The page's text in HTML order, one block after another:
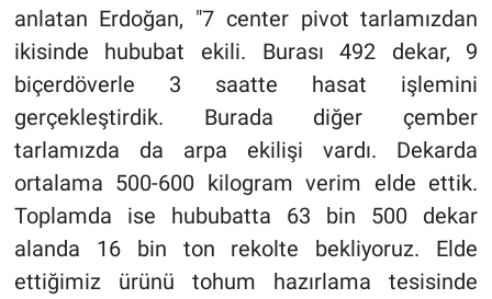
anlatan Erdoğan, "7 center pivot tarlamızdan
ikisinde hububat ekili. Burası 492 dekar, 9
biçerdöverle 3 saatte hasat işlemini
gerçekleştirdik. Burada diğer çember
tarlamızda da arpa ekilişi vardı. Dekarda
ortalama 500-600 kilogram verim elde ettik.
Toplamda ise hububatta 63 bin 500 dekar
alanda 16 bin ton rekolte bekliyoruz. Elde
ettiğimiz ürünü tohum hazırlama tesisinde